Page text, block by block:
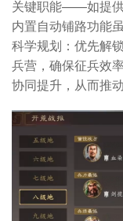
关键职能——如提
内置自动铺路功能
科学规划：优先解
兵营，确保征兵效
协同提升，从而推